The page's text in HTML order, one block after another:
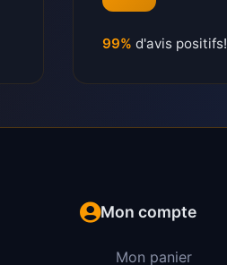
99% d'avis positifs!
Mon compte
Mon panier